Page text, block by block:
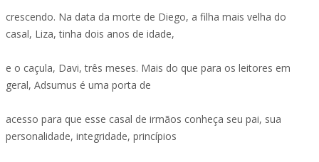
crescendo. Na data da morte de Diego, a filha mais velha do
casal, Liza, tinha dois anos de idade,
e o caçula, Davi, três meses. Mais do que para os leitores em
geral, Adsumus é uma porta de
acesso para que esse casal de irmãos conheça seu pai, sua
personalidade, integridade, princípios